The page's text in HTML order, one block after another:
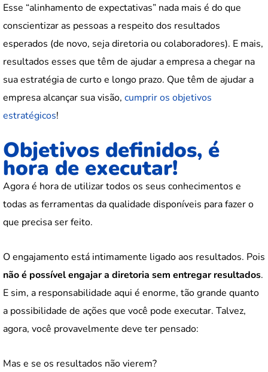
Esse “alinhamento de expectativas” nada mais é do que
conscientizar as pessoas a respeito dos resultados
esperados (de novo, seja diretoria ou colaboradores). E mais,
resultados esses que têm de ajudar a empresa a chegar na
sua estratégia de curto e longo prazo. Que têm de ajudar a
empresa alcançar sua visão, cumprir os objetivos
estratégicos!
Objetivos definidos, é
hora de executar!
Agora é hora de utilizar todos os seus conhecimentos e
todas as ferramentas da qualidade disponíveis para fazer o
que precisa ser feito.
O engajamento está intimamente ligado aos resultados. Pois
não é possível engajar a diretoria sem entregar resultados.
E sim, a responsabilidade aqui é enorme, tão grande quanto
a possibilidade de ações que você pode executar. Talvez,
agora, você provavelmente deve ter pensado:
Mas e se os resultados não vierem?